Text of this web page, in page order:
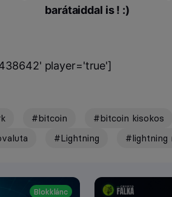
barátaiddal is ! :)
player='true']
#bitcoin #bitcoin kisokos
#Lightning #lightning
Blokklánc